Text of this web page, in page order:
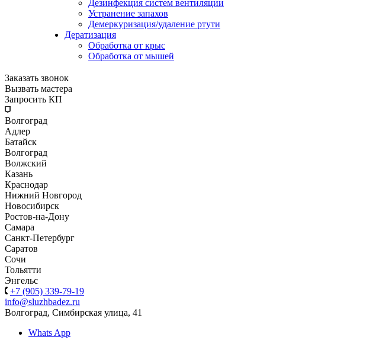
Дезинфекция систем вентиляции
Устранение запахов
Демеркуризация/удаление ртути
Дератизация
Обработка от крыс
Обработка от мышей
Заказать звонок
Вызвать мастера
Запросить КП
Волгоград
Адлер
Батайск
Волгоград
Волжский
Казань
Краснодар
Нижний Новгород
Новосибирск
Ростов-на-Дону
Самара
Санкт-Петербург
Саратов
Сочи
Тольятти
Энгельс
+7 (905) 339-79-19
info@sluzhbadez.ru
Волгоград, Симбирская улица, 41
Whats App